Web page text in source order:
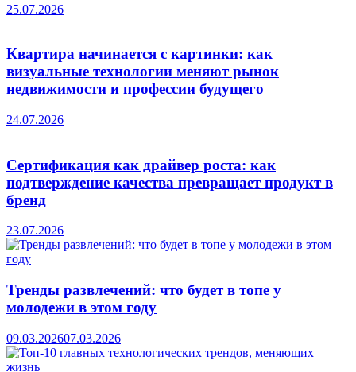
25.07.2026
Квартира начинается с картинки: как
визуальные технологии меняют рынок
недвижимости и профессии будущего
24.07.2026
Сертификация как драйвер роста: как
подтверждение качества превращает продукт в
бренд
23.07.2026
Тренды развлечений: что будет в топе у
молодежи в этом году
09.03.202607.03.2026